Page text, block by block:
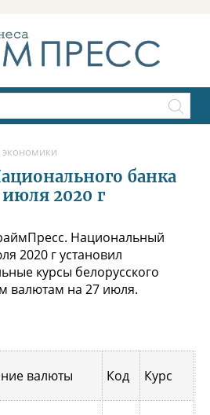
экономики
банка
июля 2020 г
Национальный
2020 г установил
курсы белорусского
валютам на 27 июля.
валюты Код Курс